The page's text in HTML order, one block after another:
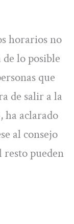
horarios no
lo posible
que
de salir a la
ha aclarado
al consejo
resto pueden